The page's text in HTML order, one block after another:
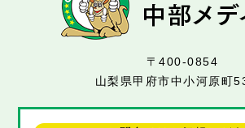
〒400-0854
山梨県甲府市中小河原町